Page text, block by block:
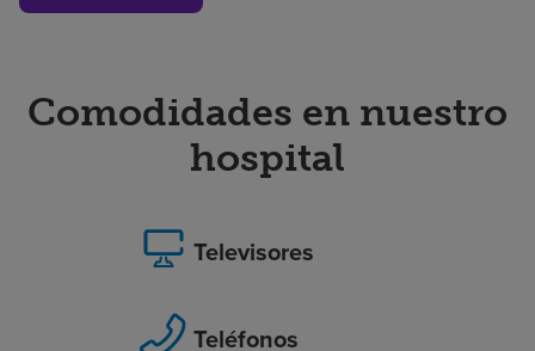
Comodidades en nuestro
hospital
Televisores
Teléfonos